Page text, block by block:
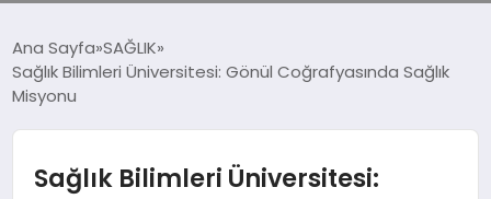
EKONOMİ
SİYASET
Ana Sayfa SAĞLIK
Sağlık Bilimleri Üniversitesi: Gönül Coğrafyasında Sağlık
Misyonu
Sağlık Bilimleri Üniversitesi: